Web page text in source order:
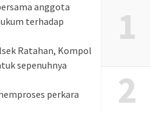
anggota
terhadap
Ratahan, Kompol
sepenuhnya
perkara
1
2